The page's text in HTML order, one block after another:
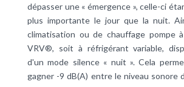
dépasser une « émergence », celle-ci
plus importante le jour que la nuit.
climatisation ou de chauffage pompe
VRV®, soit à réfrigérant variable,
d'un mode silence « nuit ». Cela
gagner -9 dB(A) entre le niveau sonore